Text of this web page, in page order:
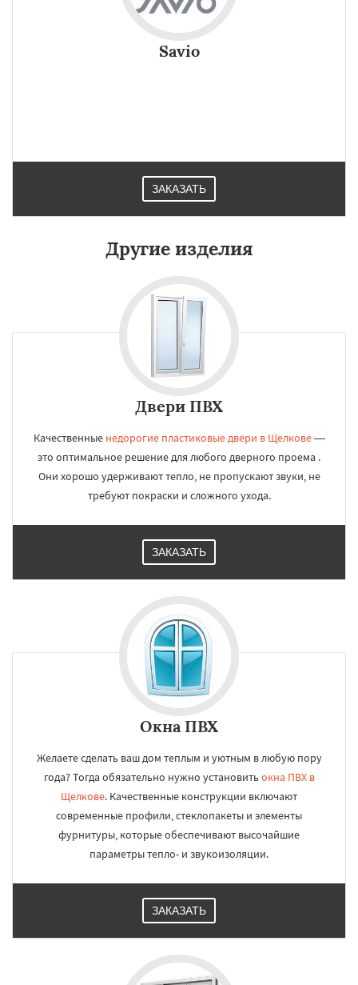
Savio
ЗАКАЗАТЬ
Другие изделия
Двери ПВХ
Качественные недорогие пластиковые двери в Щелкове—
это оптимальное решение для любого дверного проема .
Они хорошо удерживают тепло, не пропускают звуки, не
требуют покраски и сложного ухода.
ЗАКАЗАТЬ
Окна ПВХ
Желаете сделать ваш дом теплым и уютным в любую пору
года? Тогда обязательно нужно установитьокна ПВХ в
Щелкове. Качественные конструкции включают
современные профили, стеклопакеты и элементы
фурнитуры, которые обеспечивают высочайшие
параметры тепло- и звукоизоляции.
ЗАКАЗАТЬ